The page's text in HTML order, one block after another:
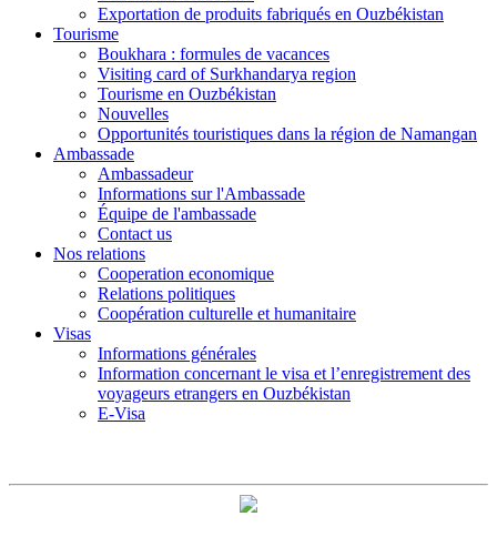
Exportation de produits fabriqués en Ouzbékistan
Tourisme
Boukhara : formules de vacances
Visiting card of Surkhandarya region
Tourisme en Ouzbékistan
Nouvelles
Opportunités touristiques dans la région de Namangan
Ambassade
Ambassadeur
Informations sur l'Ambassade
Équipe de l'ambassade
Contact us
Nos relations
Cooperation economique
Relations politiques
Coopération culturelle et humanitaire
Visas
Informations générales
Information concernant le visa et l’enregistrement des
voyageurs etrangers en Ouzbékistan
E-Visa